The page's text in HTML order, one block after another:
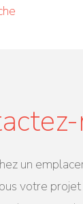
un
votre